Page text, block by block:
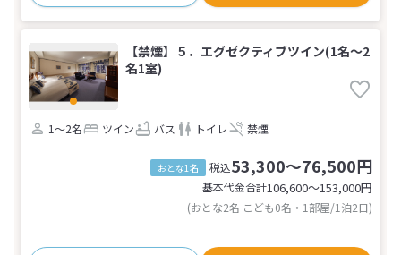
【禁煙】５．エグゼクティブツイン(1名～2
名1室)
1～2名 ツイン バス トイレ 禁煙
おとな1名 税込53,300～76,500円
基本代金合計106,600〜153,000円
(おとな2名 こども0名・1部屋/1泊2日)